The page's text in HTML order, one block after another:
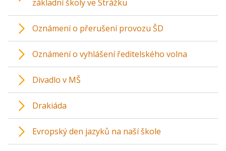
základní školy ve Strážku
Oznámení o přerušení provozu ŠD
Oznámení o vyhlášení ředitelského volna
Divadlo v MŠ
Drakiáda
Evropský den jazyků na naší škole